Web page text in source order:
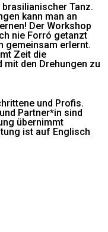
Tanz.
kann man an
Der Workshop
nie Forró getanzt
gemeinsam erlernt.
Zeit die
mit den Drehungen zu
und Profis.
Partner*in sind
übernimmt
ist auf Englisch